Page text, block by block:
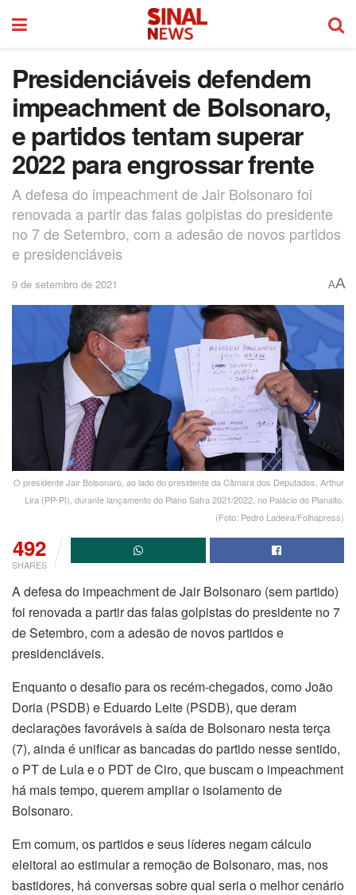
Presidenciáveis defendem
impeachment de Bolsonaro,
e partidos tentam superar
2022 para engrossar frente
A defesa do impeachment de Jair Bolsonaro foi
renovada a partir das falas golpistas do presidente
no 7 de Setembro, com a adesão de novos partidos
e presidenciáveis
9 de setembro de 2021 AA
O presidente Jair Bolsonaro, ao lado do presidente da Câmara dos Deputados, Arthur
Lira (PP-PI), durante lançamento do Plano Safra 2021/2022, no Palácio do Planalto.
(Foto: Pedro Ladeira/Folhapress)
492
SHARES
A defesa do impeachment de Jair Bolsonaro (sem partido)
foi renovada a partir das falas golpistas do presidente no 7
de Setembro, com a adesão de novos partidos e
presidenciáveis.
Enquanto o desafio para os recém-chegados, como João
Doria (PSDB) e Eduardo Leite (PSDB), que deram
declarações favoráveis à saída de Bolsonaro nesta terça
(7), ainda é unificar as bancadas do partido nesse sentido,
o PT de Lula e o PDT de Ciro, que buscam o impeachment
há mais tempo, querem ampliar o isolamento de
Bolsonaro.
Em comum, os partidos e seus líderes negam cálculo
eleitoral ao estimular a remoção de Bolsonaro, mas, nos
bastidores, há conversas sobre qual seria o melhor cenário